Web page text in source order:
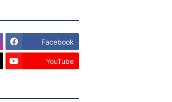
Facebook
YouTube